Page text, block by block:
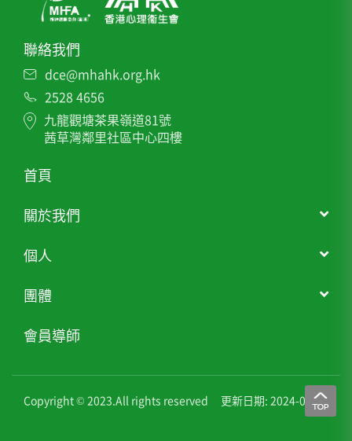
聯絡我們
dce@mhahk.org.hk
2528 4656
九龍觀塘茶果嶺道81號
茜草灣鄰里社區中心四樓
首頁
關於我們
個人
團體
會員導師
Copyright © 2023.All rights reserved 更新日期: 2024-01-11